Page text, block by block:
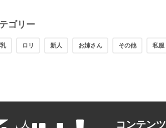
ゴリー
ロリ 新人 お姉さん その他 私服
コンテンツ